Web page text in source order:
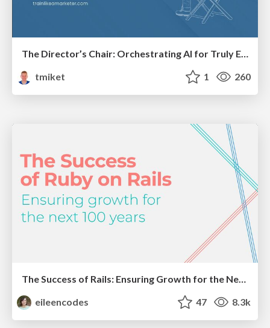
The Director’s Chair: Orchestrating AI for Truly Effective Learning
tmiket
1 260
eileencodes
47 8.3k